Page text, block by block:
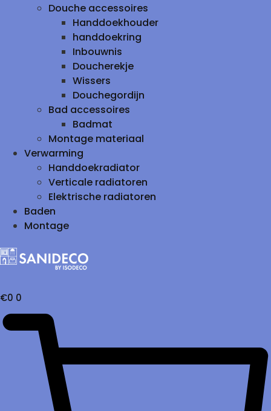
Douche accessoires
Handdoekhouder
handdoekring
Inbouwnis
Doucherekje
Wissers
Douchegordijn
Bad accessoires
Badmat
Montage materiaal
Verwarming
Handdoekradiator
Verticale radiatoren
Elektrische radiatoren
Baden
Montage
€0 0